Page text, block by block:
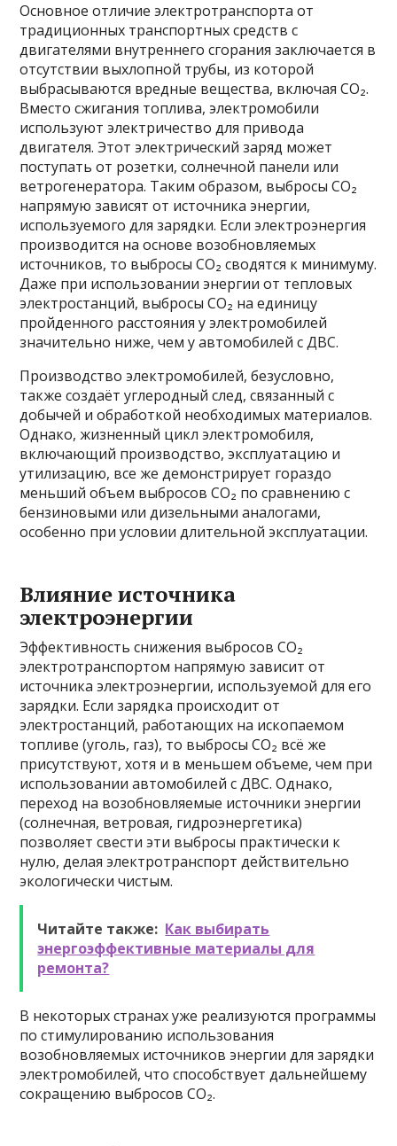
Основное отличие электротранспорта от
традиционных транспортных средств с
двигателями внутреннего сгорания заключается в
отсутствии выхлопной трубы, из которой
выбрасываются вредные вещества, включая CO₂.
Вместо сжигания топлива, электромобили
используют электричество для привода
двигателя. Этот электрический заряд может
поступать от розетки, солнечной панели или
ветрогенератора. Таким образом, выбросы CO₂
напрямую зависят от источника энергии,
используемого для зарядки. Если электроэнергия
производится на основе возобновляемых
источников, то выбросы CO₂ сводятся к минимуму.
Даже при использовании энергии от тепловых
электростанций, выбросы CO₂ на единицу
пройденного расстояния у электромобилей
значительно ниже, чем у автомобилей с ДВС.
Производство электромобилей, безусловно,
также создаёт углеродный след, связанный с
добычей и обработкой необходимых материалов.
Однако, жизненный цикл электромобиля,
включающий производство, эксплуатацию и
утилизацию, все же демонстрирует гораздо
меньший объем выбросов CO₂ по сравнению с
бензиновыми или дизельными аналогами,
особенно при условии длительной эксплуатации.
Влияние источника
электроэнергии
Эффективность снижения выбросов CO₂
электротранспортом напрямую зависит от
источника электроэнергии, используемой для его
зарядки. Если зарядка происходит от
электростанций, работающих на ископаемом
топливе (уголь, газ), то выбросы CO₂ всё же
присутствуют, хотя и в меньшем объеме, чем при
использовании автомобилей с ДВС. Однако,
переход на возобновляемые источники энергии
(солнечная, ветровая, гидроэнергетика)
позволяет свести эти выбросы практически к
нулю, делая электротранспорт действительно
экологически чистым.
Читайте также: Как выбирать
энергоэффективные материалы для
ремонта?
В некоторых странах уже реализуются программы
по стимулированию использования
возобновляемых источников энергии для зарядки
электромобилей, что способствует дальнейшему
сокращению выбросов CO₂.